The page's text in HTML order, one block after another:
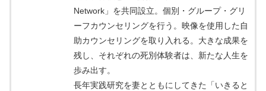
Network」を共同設立。個別・グループ・グリ
ーフカウンセリングを行う。映像を使用した自
助カウンセリングを取り入れる。大きな成果を
残し、それぞれの死別体験者は、新たな人生を
歩み出す。
長年実践研究を妻とともにしてきた「いきると